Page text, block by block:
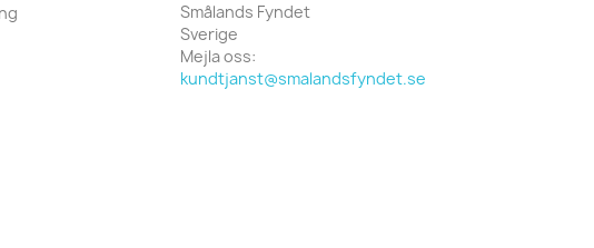
Smålands Fyndet
Sverige
Mejla oss:
kundtjanst@smalandsfyndet.se